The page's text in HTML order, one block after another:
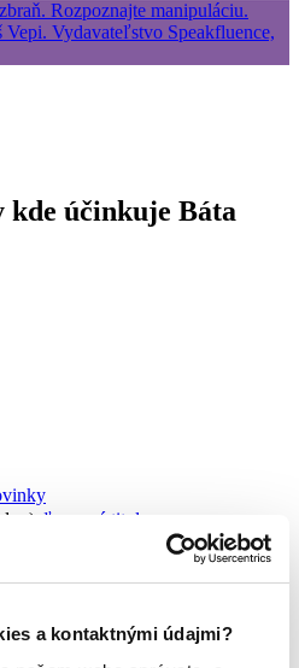
a kontaktnými údajmi?
účinkuje Báta
zľavnené tituly
(0 titulov)na centrálnom sklade
pripravujeme
(0 titulov)
dostupná (bez